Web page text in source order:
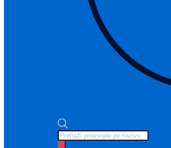
Products
search